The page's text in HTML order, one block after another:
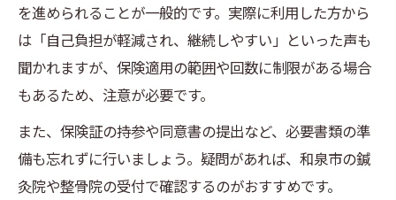
を進められることが一般的です。実際に利用した方から
は「自己負担が軽減され、継続しやすい」といった声も
聞かれますが、保険適用の範囲や回数に制限がある場合
もあるため、注意が必要です。
また、保険証の持参や同意書の提出など、必要書類の準
備も忘れずに行いましょう。疑問があれば、和泉市の鍼
灸院や整骨院の受付で確認するのがおすすめです。